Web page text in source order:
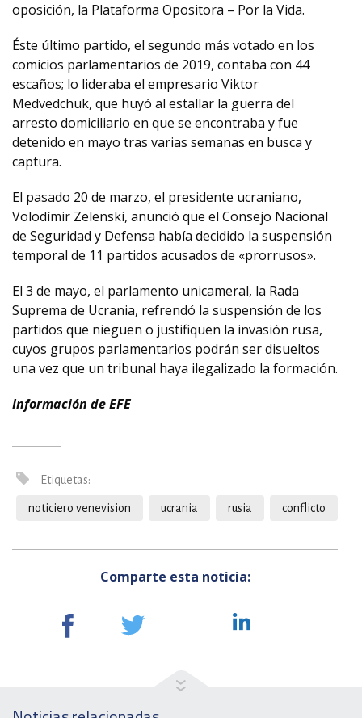
oposición, la Plataforma Opositora – Por la Vida.
Éste último partido, el segundo más votado en los
comicios parlamentarios de 2019, contaba con 44
escaños; lo lideraba el empresario Viktor
Medvedchuk, que huyó al estallar la guerra del
arresto domiciliario en que se encontraba y fue
detenido en mayo tras varias semanas en busca y
captura.
El pasado 20 de marzo, el presidente ucraniano,
Volodímir Zelenski, anunció que el Consejo Nacional
de Seguridad y Defensa había decidido la suspensión
temporal de 11 partidos acusados de «prorrusos».
El 3 de mayo, el parlamento unicameral, la Rada
Suprema de Ucrania, refrendó la suspensión de los
partidos que nieguen o justifiquen la invasión rusa,
cuyos grupos parlamentarios podrán ser disueltos
una vez que un tribunal haya ilegalizado la formación.
Información de EFE
Etiquetas:
noticiero venevision ucrania rusia conflicto
Comparte esta noticia: